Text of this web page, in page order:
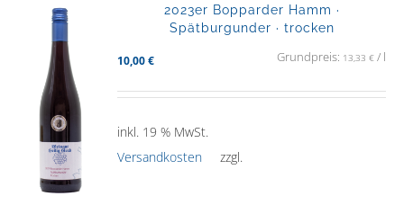
2023er Bopparder Hamm ·
Spätburgunder · trocken
10,00€ Grundpreis: 13,33 €/ l
inkl. 19 % MwSt.
zzgl.
Versandkosten